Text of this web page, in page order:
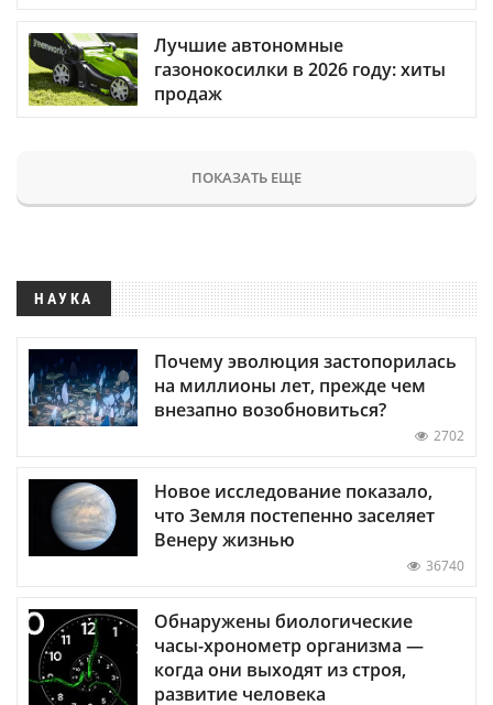
Лучшие автономные
газонокосилки в 2026 году: хиты
продаж
ПОКАЗАТЬ ЕЩЕ
НАУКА
Почему эволюция застопорилась
на миллионы лет, прежде чем
внезапно возобновиться?
2702
Новое исследование показало,
что Земля постепенно заселяет
Венеру жизнью
36740
Обнаружены биологические
часы-хронометр организма —
когда они выходят из строя,
развитие человека